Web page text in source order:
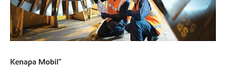
Kenapa Mobil™